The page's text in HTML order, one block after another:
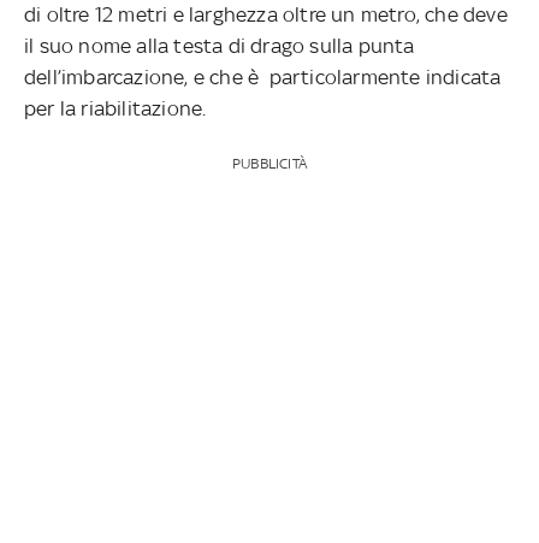
di oltre 12 metri e larghezza oltre un metro, che deve
il suo nome alla testa di drago sulla punta
dell’imbarcazione, e che è particolarmente indicata
per la riabilitazione.
PUBBLICITÀ